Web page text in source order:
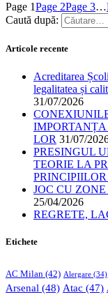
Page 1Page 2Page 3…
Caută după:
Articole recente
Acreditarea
legalitatea și
31/07/2026
LOR 31/07/
PRESINGUL
TEORIE LA
JOC CU
25/04/2026
REGRETE,
Etichete
AC Milan (42) Alergare (34)
Arsenal (48) Atac (47)